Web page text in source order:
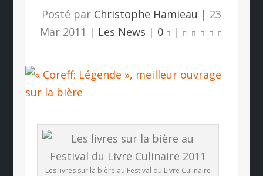
Posté par Christophe Hamieau | 23
Mar 2011 | Les News | 0 |
Les livres sur la bière au Festival du Livre Culinaire